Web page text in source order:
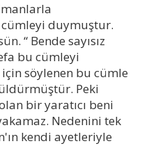
duymuştur.
“ Bende sayısız
bu cümleyi
söylenen bu cümle
Peki
bir yaratıcı beni
Nedenini tek
kendi ayetleriyle